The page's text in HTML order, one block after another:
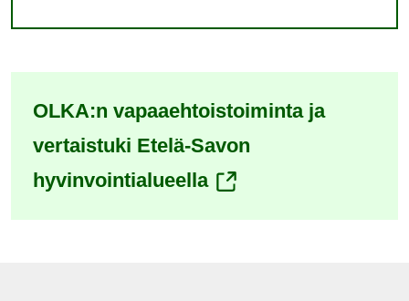
OLKA:n vapaaehtoistoiminta ja
vertaistuki Etelä-Savon
hyvinvointialueella (siirryt